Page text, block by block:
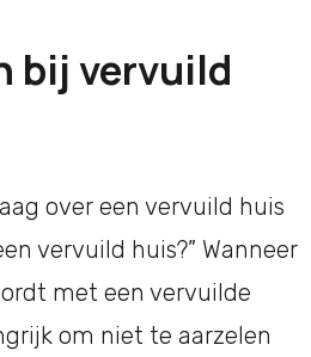
bij vervuild
over een vervuild huis
vervuild huis?” Wanneer
met een vervuilde
om niet te aarzelen